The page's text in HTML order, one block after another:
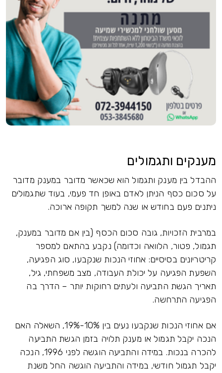
מענקים ותגמולים
ההבדל בין מענק ותגמול הוא שכאשר מדובר במענק מדובר
על סכום כסף הניתן לאדם באופן חד פעמי, בעוד שתגמולים
ניתנים פעם בחודש או שנה למשך תקופה ארוכה.
במרבית הזכויות, גובה סכום הכסף (בין אם מדובר במענק,
תגמול, פטור, הלוואה וכדומה) נקבע בהתאם למספר
קריטריונים בסיסיים: אחוזי הנכות שנקבעו, סוג הפגיעה,
השפעת הפגיעה על יכולת העבודה, מצב משפחתי, גיל,
תאריך הגשת התביעה ולעתים רחוקות יותר – הדרך בה
הפגיעה התרחשה.
אם אחוזי הנכות שנקבעו נעים בין 10%-19%, השאלה האם
הנכה יקבל תגמול או מענק תלויה בזמן הגשת התביעה
להכרה בנכות. במידה והתביעה הוגשה לפני 1996, הנכה
יקבל תגמול חודשי, במידה והתביעה הוגשה החל משנת